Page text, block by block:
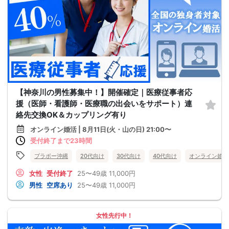
【神奈川の男性募集中！】開催確定｜医療従事者応
援（医師・看護師・医療職の出会いをサポート）連
絡先交換OK＆カップリング有り
オンライン婚活 | 8月11日(火・山の日) 21:00〜
受付終了まで23時間
ブラボー沖縄 20代向け 30代向け 40代向け オンライン婚活
女性 受付終了 25〜49歳 11,000円
男性 空席あり 25〜49歳 11,000円
女性先行中！